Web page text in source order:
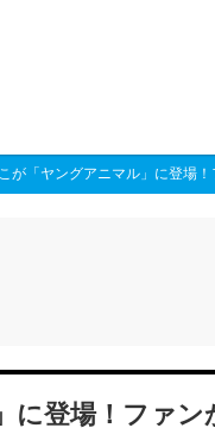
が「ヤングアニマル」に登場
登場！ファン